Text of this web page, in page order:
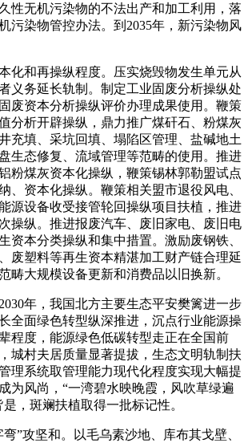
性无机污染物的不法出产和加工利用，落
污染物管控办法。到2035年，新污染物风
和再操纵程度。压实烧毁物发生单元从
义务延长轨制。制定工业固废分析操纵处
废资本分析操纵评价办理成果使用。鞭策
分析开辟操纵，鼎力推广煤矸石、粉煤灰
充填、采坑回填、塌陷区管理、盐碱地土
生态修复、流域管理等范畴的使用。推进
粉煤灰资本化操纵，鞭策锡林郭勒盟试点
、资本化操纵。鞭策相关盟市退役风电、
源设备收受接管轮回操纵项目扶植，推进
操纵。推进报废汽车、废旧家电、废旧电
资本分类操纵和集中措置。激励废钢铁、
废塑料等再生资本精湛加工财产链合理延
畴大规模设备更新和消费品以旧换新。
年，我国北方主要生态平安樊篱进一步
全面绿色转型纵深推进，沉点行业能源操
程度，能源绿色低碳转型走正在全国前
城村夫居质量显著提拔，生态文明轨制扶
理系统取管理能力现代化程度实现大幅提
为风尚，“一湾碧水映晚霞，风吹草绿遍
，斑斓扶植取得一批标记性。
攻坚和。以毛乌素沙地、库布其戈壁、